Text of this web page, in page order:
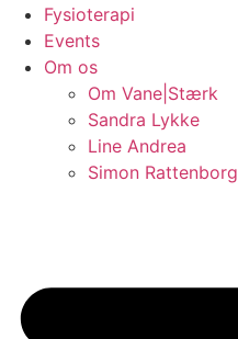
Fysioterapi
Events
Om os
Om Vane|Stærk
Sandra Lykke
Line Andrea
Simon Rattenborg